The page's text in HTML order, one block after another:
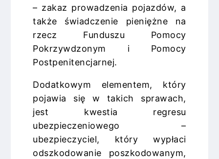
– zakaz prowadzenia pojazdów, a
także świadczenie pieniężne na
rzecz Funduszu Pomocy
Pokrzywdzonym i Pomocy
Postpenitencjarnej.
Dodatkowym elementem, który
pojawia się w takich sprawach,
jest kwestia regresu
ubezpieczeniowego –
ubezpieczyciel, który wypłaci
odszkodowanie poszkodowanym,